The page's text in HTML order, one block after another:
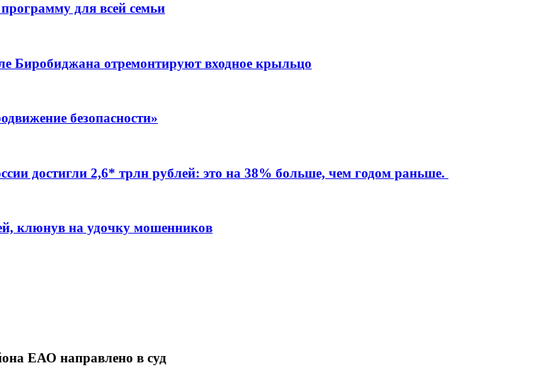
для всей семьи
Биробиджана отремонтируют входное крыльцо
безопасности»
достигли 2,6* трлн рублей: это на 38% больше, чем годом раньше.
клюнув на удочку мошенников
ЕАО направлено в суд